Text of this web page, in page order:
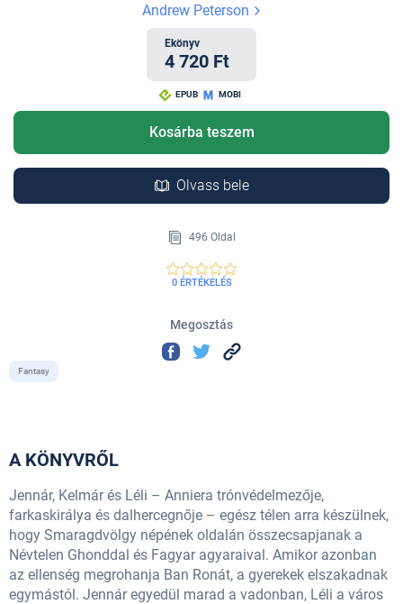
Andrew Peterson
Ekönyv
4 720 Ft
EPUB MOBI
Kosárba teszem
Olvass bele
496 Oldal
0 ÉRTÉKELÉS
Megosztás
Fantasy
A KÖNYVRŐL
Jennár, Kelmár és Léli – Anniera trónvédelmezője,
farkaskirálya és dalhercegnője – egész télen arra készülnek,
hogy Smaragdvölgy népének oldalán összecsapjanak a
Névtelen Ghonddal és Fagyar agyaraival. Amikor azonban
az ellenség megrohanja Ban Ronát, a gyerekek elszakadnak
egymástól. Jennár egyedül marad a vadonban, Léli a város